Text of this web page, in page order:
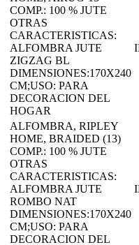
COMP.: 100 % JUTE
OTRAS
CARACTERISTICAS:
ALFOMBRA JUTE
ZIGZAG BL
DIMENSIONES:170X240
CM;USO: PARA
DECORACION DEL
HOGAR
ALFOMBRA, RIPLEY
HOME, BRAIDED (13)
COMP.: 100 % JUTE
OTRAS
CARACTERISTICAS:
ALFOMBRA JUTE
ROMBO NAT
DIMENSIONES:170X240
CM;USO: PARA
DECORACION DEL